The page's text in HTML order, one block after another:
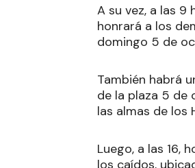
A su vez, a las 9
honrará a los
domingo 5 de
También habrá
de la plaza 5 de
las almas de los
Luego, a las 16,
los caídos,